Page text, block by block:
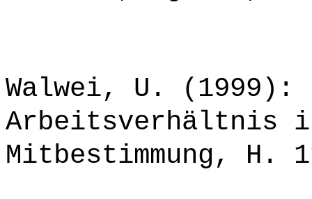
Walwei, U. (1999):
Arbeitsverhältnis
Mitbestimmung, H.